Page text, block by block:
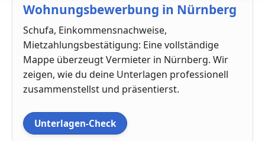
Wohnungsbewerbung in Nürnberg
Schufa, Einkommensnachweise,
Mietzahlungsbestätigung: Eine vollständige
Mappe überzeugt Vermieter in Nürnberg. Wir
zeigen, wie du deine Unterlagen professionell
zusammenstellst und präsentierst.
Unterlagen-Check